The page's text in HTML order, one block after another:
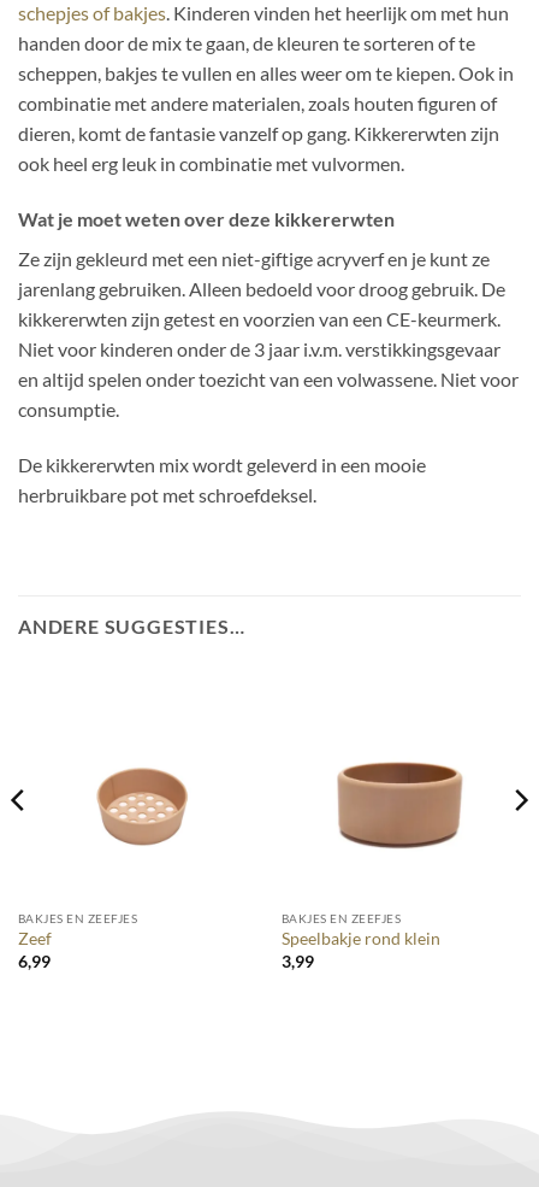
schepjes of bakjes. Kinderen vinden het heerlijk om met hun
handen door de mix te gaan, de kleuren te sorteren of te
scheppen, bakjes te vullen en alles weer om te kiepen. Ook in
combinatie met andere materialen, zoals houten figuren of
dieren, komt de fantasie vanzelf op gang. Kikkererwten zijn
ook heel erg leuk in combinatie met vulvormen.
Wat je moet weten over deze kikkererwten
Ze zijn gekleurd met een niet-giftige acryverf en je kunt ze
jarenlang gebruiken. Alleen bedoeld voor droog gebruik. De
kikkererwten zijn getest en voorzien van een CE-keurmerk.
Niet voor kinderen onder de 3 jaar i.v.m. verstikkingsgevaar
en altijd spelen onder toezicht van een volwassene. Niet voor
consumptie.
De kikkererwten mix wordt geleverd in een mooie
herbruikbare pot met schroefdeksel.
ANDERE SUGGESTIES…
BAKJES EN ZEEFJES
Zeef
6,99
BAKJES EN ZEEFJES
Speelbakje rond klein
3,99